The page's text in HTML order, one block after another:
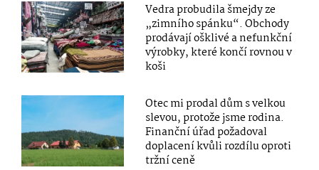
Vedra probudila šmejdy ze
„zimního spánku“. Obchody
prodávají ošklivé a nefunkční
výrobky, které končí rovnou v
koši
Otec mi prodal dům s velkou
slevou, protože jsme rodina.
Finanční úřad požadoval
doplacení kvůli rozdílu oproti
tržní ceně